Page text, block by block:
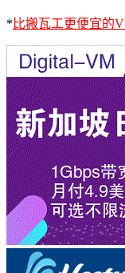
* 比搬瓦工更便宜的